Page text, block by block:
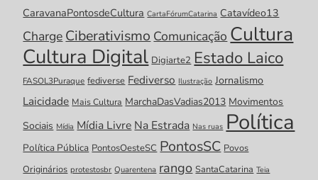
CaravanaPontosdeCultura CartaFórumCatarina Catavídeo13
ChargeCiberativismoComunicação Cultura
Cultura Digital Digiarte2 Estado Laico
FASOL3Puraque fediverse Fediverso Ilustração Jornalismo
Laicidade Mais Cultura MarchaDasVadias2013 Movimentos
Sociais Mídia Mídia LivreNa Estrada Nas ruas Política
Política Pública PontosOesteSC PontosSC Povos
Originários protestosbr Quarentena rango SantaCatarina Teia